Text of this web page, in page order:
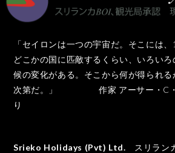
「セイロンは一つの宇宙だ。そこには
どこかの国に匹敵するくらい、いろい
候の変化がある。そこから何が得られ
次第だ。」 作家 アーサー・C・
り
Srieko Holidays (Pvt) Ltd. スリラン